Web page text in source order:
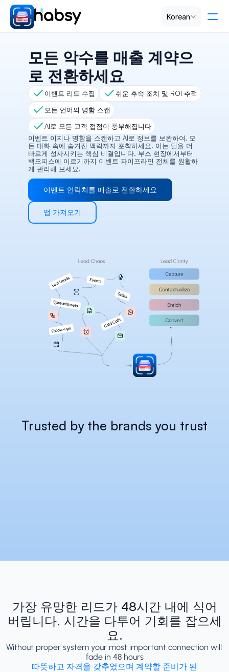
Korean
PRODUCT
Design
Content
Publish
RESOURCES
Select Language
헵시 플랫폼 확인
모든 악수를 매출 계약으
로 전환하세요
이벤트 리드 수집
쉬운 후속 조치 및 ROI 추적
모든 언어의 명함 스캔
AI로 모든 고객 접점이 풍부해집니다
이벤트 이지나 명함을 스캔하고 AI로 정보를 보완하여, 모
든 대화 속에 숨겨진 맥락까지 포착하세요. 이는 딜을 더
빠르게 성사시키는 핵심 비결입니다. 부스 현장에서부터
백오피스에 이르기까지 이벤트 파이프라인 전체를 원활하
게 관리해 보세요.
이벤트 연락처를 매출로 전환하세요
앱 가져오기
Trusted by the brands you trust
가장 유망한 리드가 48시간 내에 식어
버립니다. 시간을 다투어 기회를 잡으세
요.
Without proper system your most important connection will
fade in 48 hours
따뜻하고 자격을 갖추었으며 계약할 준비가 된